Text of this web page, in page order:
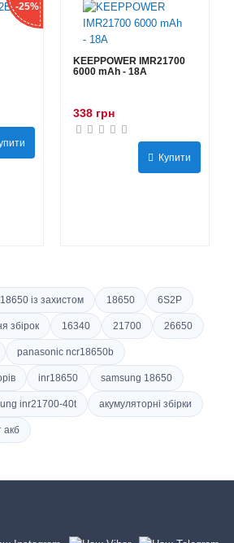
-25%
KEEPPOWER IMR21700
6000 mAh - 18А
338 грн
Купити
18650 із захистом 18650 6S2P
збірок 16340 21700 26650
panasonic ncr18650b
inr18650 samsung 18650
inr21700-40t акумуляторні збірки
акб